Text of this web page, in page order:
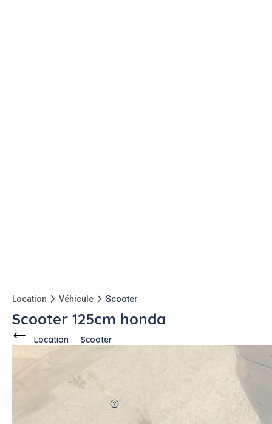
Location Véhicule Scooter
Scooter 125cm honda
Location Scooter
Ce voisin
Juan-pablo C. 3 annonces